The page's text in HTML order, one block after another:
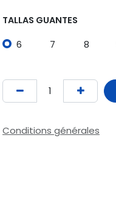
TALLAS GUANTES
6 7 8
Conditions générales